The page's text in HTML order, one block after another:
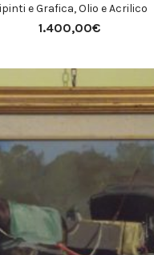
e Grafica,Olio e Acrilico
1.400,00€